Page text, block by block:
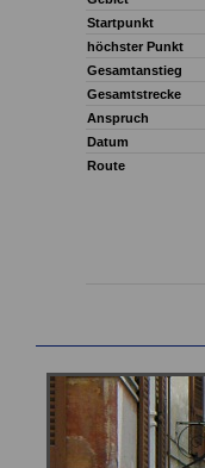
Startpunkt
höchster Punkt
Gesamtanstieg
Gesamtstrecke
Anspruch
Datum
Route